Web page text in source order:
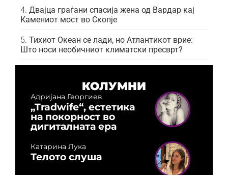
Двајца граѓани спасија жена од Вардар кај
Камениот мост во Скопје
Тихиот Океан се лади, но Атлантикот врие:
Што носи необичниот климатски пресврт?
КОЛУМНИ
Адријана Георгиев
„Tradwife“, естетика
на покорност во
дигиталната ера
Катарина Лука
Телото слуша